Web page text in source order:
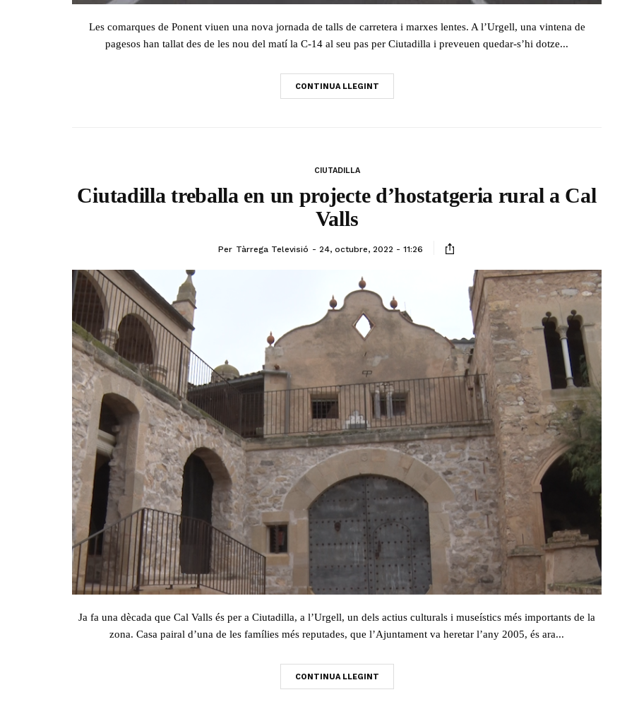
Les comarques de Ponent viuen una nova jornada de talls de carretera i marxes lentes. A l’Urgell, una vintena de
pagesos han tallat des de les nou del matí la C-14 al seu pas per Ciutadilla i preveuen quedar-s’hi dotze...
CONTINUA LLEGINT
CIUTADILLA
Ciutadilla treballa en un projecte d’hostatgeria rural a Cal
Valls
Per Tàrrega Televisió 24, octubre, 2022 - 11:26
Ja fa una dècada que Cal Valls és per a Ciutadilla, a l’Urgell, un dels actius culturals i museístics més importants de la
zona. Casa pairal d’una de les famílies més reputades, que l’Ajuntament va heretar l’any 2005, és ara...
CONTINUA LLEGINT